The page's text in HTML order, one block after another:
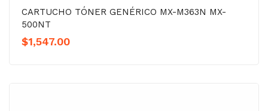
CARTUCHO TÓNER GENÉRICO MX-M363N MX-
500NT
$1,547.00